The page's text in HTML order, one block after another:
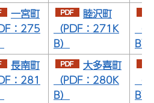
一宮町
：275
睦沢町
（PDF：271K
B）
（
B）
長南町
：281
大多喜町
（PDF：280K
B）
（
B）